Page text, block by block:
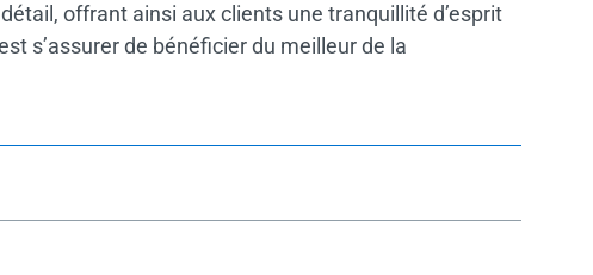
offrant ainsi aux clients une tranquillité d’esprit
s’assurer de bénéficier du meilleur de la
pour répondre à vos besoins spécifiques.